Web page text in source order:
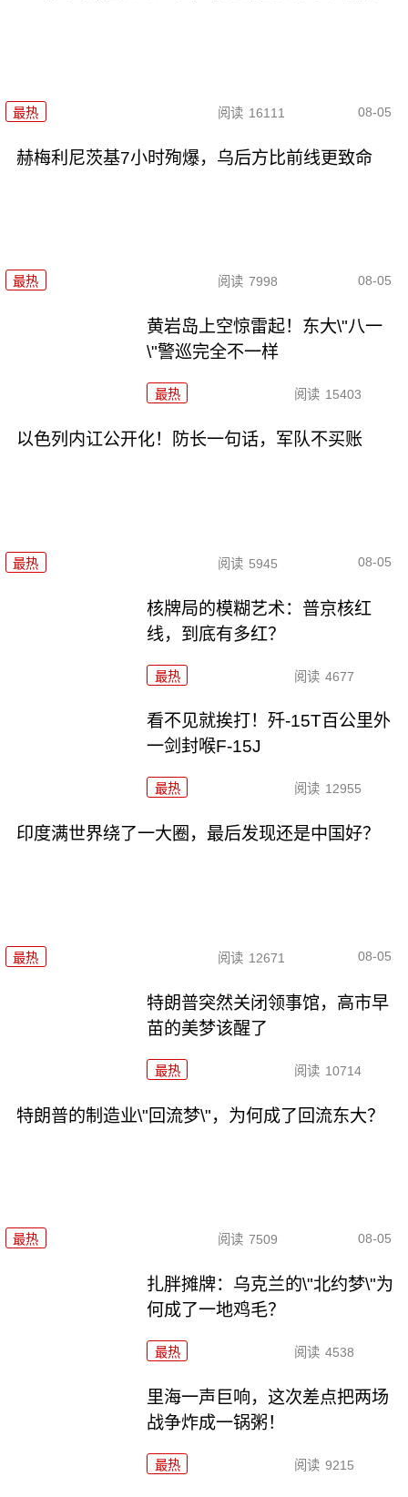
最热 阅读 16111 08-05
赫梅利尼茨基7小时殉爆，乌后方比前线更致命
最热 阅读 7998 08-05
黄岩岛上空惊雷起！东大\"八一
\"警巡完全不一样
最热 阅读 15403
以色列内讧公开化！防长一句话，军队不买账
最热 阅读 5945 08-05
核牌局的模糊艺术：普京核红
线，到底有多红？
最热 阅读 4677
看不见就挨打！歼-15T百公里外
一剑封喉F-15J
最热 阅读 12955
印度满世界绕了一大圈，最后发现还是中国好？
最热 阅读 12671 08-05
特朗普突然关闭领事馆，高市早
苗的美梦该醒了
最热 阅读 10714
特朗普的制造业\"回流梦\"，为何成了回流东大？
最热 阅读 7509 08-05
扎胖摊牌：乌克兰的\"北约梦\"为
何成了一地鸡毛？
最热 阅读 4538
里海一声巨响，这次差点把两场
战争炸成一锅粥！
最热 阅读 9215